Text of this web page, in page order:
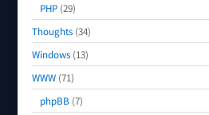
PHP (29)
Thoughts (34)
Windows (13)
WWW (71)
phpBB (7)